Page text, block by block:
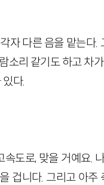
자 다른 음을 맡는다
소리 같기도 하고 차
다.
속도로, 맞을 거예요.
겁니다. 그리고 아